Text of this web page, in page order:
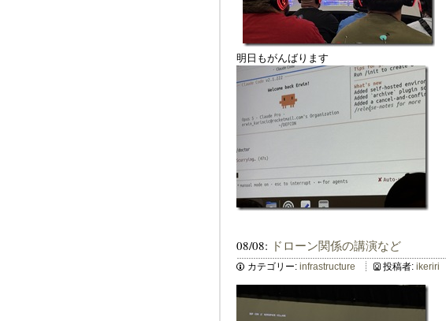
明日もがんばります
08/08: ドローン関係の講演など
カテゴリー: infrastructure 投稿者: ikeriri